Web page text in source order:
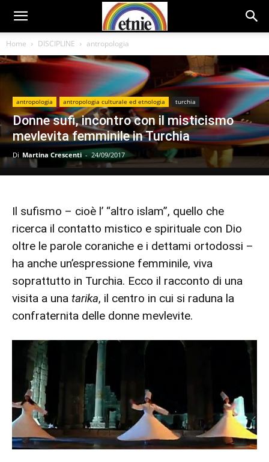
Home DISCIPLINE antropologia
antropologia antropologia culturale ed etnologia turchia
Donne sufi, incontro con il misticismo
mevlevita femminile in Turchia
Di Martina Crescenti - 24/09/2017
Il sufismo – cioè l’ “altro islam”, quello che
ricerca il contatto mistico e spirituale con Dio
oltre le parole coraniche e i dettami ortodossi –
ha anche un’espressione femminile, viva
soprattutto in Turchia. Ecco il racconto di una
visita a una tarika, il centro in cui si raduna la
confraternita delle donne mevlevite.